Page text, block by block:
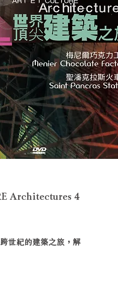
Architectures 4
世紀的建築之旅，解